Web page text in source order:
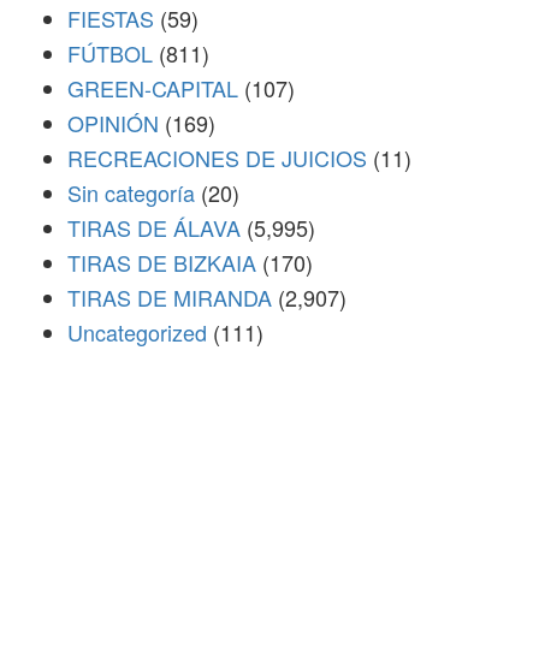
FIESTAS (59)
FÚTBOL (811)
GREEN-CAPITAL (107)
OPINIÓN (169)
RECREACIONES DE JUICIOS (11)
Sin categoría (20)
TIRAS DE ÁLAVA (5,995)
TIRAS DE BIZKAIA (170)
TIRAS DE MIRANDA (2,907)
Uncategorized (111)